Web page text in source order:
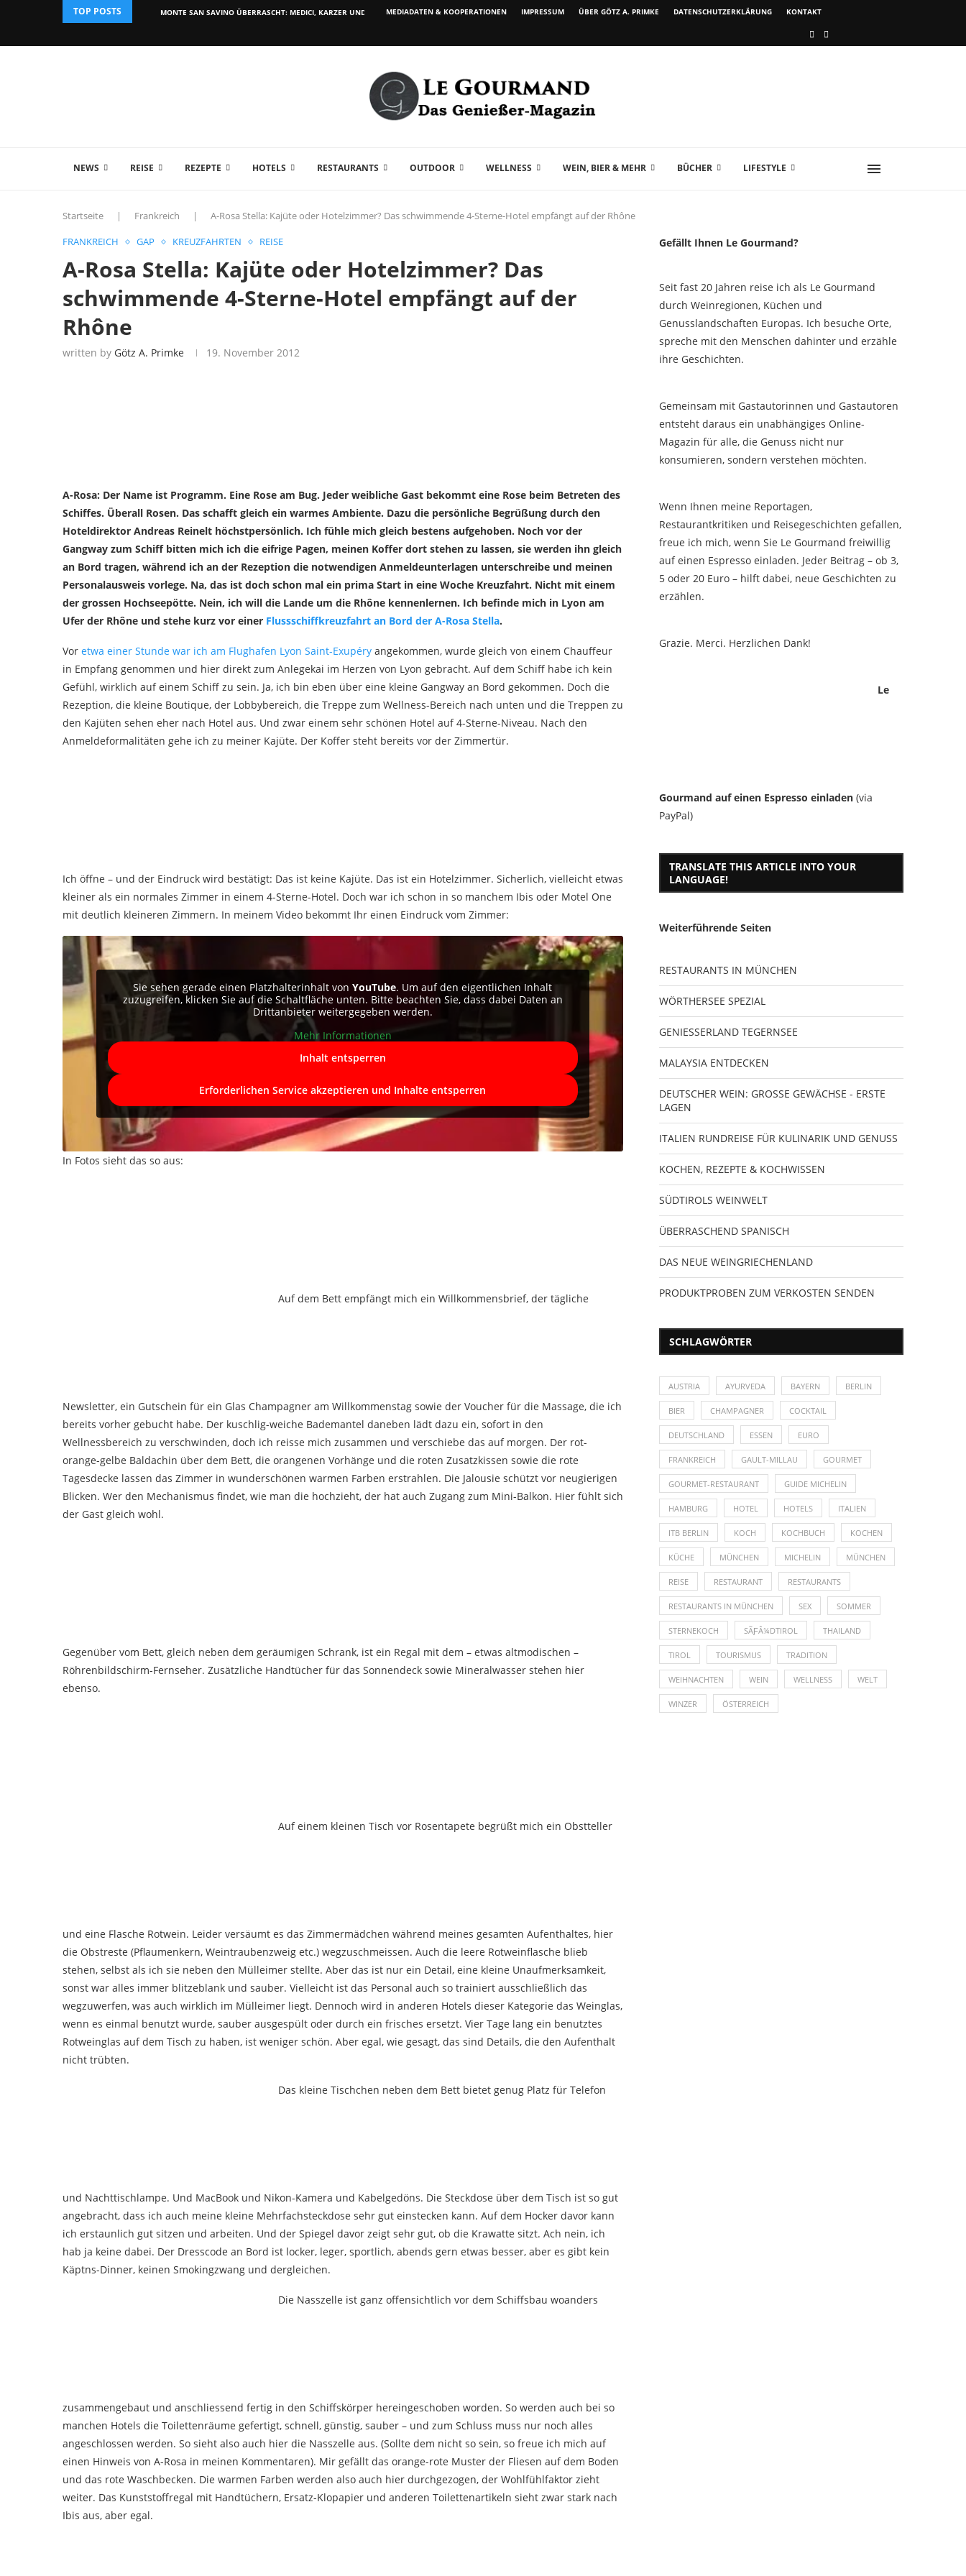
TOP POSTS MONTE SAN SAVINO ÜBERRASCHT: MEDICI, KARZER UND WEIN...MEDIADATEN & KOOPERATIONEN IMPRESSUM ÜBER GÖTZ A. PRIMKE DATENSCHUTZERKLÄRUNG KONTAKT
NEWS REISE REZEPTE HOTELS RESTAURANTS OUTDOOR WELLNESS WEIN, BIER & MEHR BÜCHER LIFESTYLE
Startseite | Frankreich |
A-Rosa Stella: Kajüte oder Hotelzimmer? Das schwimmende 4-Sterne-Hotel empfängt auf der Rhône
FRANKREICH
GAP KREUZFAHRTEN REISE
A-Rosa Stella: Kajüte oder Hotelzimmer? Das
schwimmende 4-Sterne-Hotel empfängt auf der
Rhône
written by Götz A. Primke 19. November 2012
A-Rosa: Der Name ist Programm. Eine Rose am Bug. Jeder weibliche Gast bekommt eine Rose beim Betreten des
Schiffes. Überall Rosen. Das schafft gleich ein warmes Ambiente. Dazu die persönliche Begrüßung durch den
Hoteldirektor Andreas Reinelt höchstpersönlich. Ich fühle mich gleich bestens aufgehoben. Noch vor der
Gangway zum Schiff bitten mich ich die eifrige Pagen, meinen Koffer dort stehen zu lassen, sie werden ihn gleich
an Bord tragen, während ich an der Rezeption die notwendigen Anmeldeunterlagen unterschreibe und meinen
Personalausweis vorlege. Na, das ist doch schon mal ein prima Start in eine Woche Kreuzfahrt. Nicht mit einem
der grossen Hochseepötte. Nein, ich will die Lande um die Rhône kennenlernen. Ich befinde mich in Lyon am
Ufer der Rhône und stehe kurz vor einer Flussschiffkreuzfahrt an Bord der A-Rosa Stella.
Vor etwa einer Stunde war ich am Flughafen Lyon Saint-Exupéry angekommen, wurde gleich von einem Chauffeur
in Empfang genommen und hier direkt zum Anlegekai im Herzen von Lyon gebracht. Auf dem Schiff habe ich kein
Gefühl, wirklich auf einem Schiff zu sein. Ja, ich bin eben über eine kleine Gangway an Bord gekommen. Doch die
Rezeption, die kleine Boutique, der Lobbybereich, die Treppe zum Wellness-Bereich nach unten und die Treppen zu
den Kajüten sehen eher nach Hotel aus. Und zwar einem sehr schönen Hotel auf 4-Sterne-Niveau. Nach den
Anmeldeformalitäten gehe ich zu meiner Kajüte. Der Koffer steht bereits vor der Zimmertür.
Ich öffne – und der Eindruck wird bestätigt: Das ist keine Kajüte. Das ist ein Hotelzimmer. Sicherlich, vielleicht etwas
kleiner als ein normales Zimmer in einem 4-Sterne-Hotel. Doch war ich schon in so manchem Ibis oder Motel One
mit deutlich kleineren Zimmern. In meinem Video bekommt Ihr einen Eindruck vom Zimmer:
Sie sehen gerade einen Platzhalterinhalt vonYouTube. Um auf den eigentlichen Inhalt
zuzugreifen, klicken Sie auf die Schaltfläche unten. Bitte beachten Sie, dass dabei Daten an
Drittanbieter weitergegeben werden.
Mehr Informationen
Inhalt entsperren
Erforderlichen Service akzeptieren und Inhalte entsperren
In Fotos sieht das so aus:
Auf dem Bett empfängt mich ein Willkommensbrief, der tägliche
Newsletter, ein Gutschein für ein Glas Champagner am Willkommenstag sowie der Voucher für die Massage, die ich
bereits vorher gebucht habe. Der kuschlig-weiche Bademantel daneben lädt dazu ein, sofort in den
Wellnessbereich zu verschwinden, doch ich reisse mich zusammen und verschiebe das auf morgen. Der rot-
orange-gelbe Baldachin über dem Bett, die orangenen Vorhänge und die roten Zusatzkissen sowie die rote
Tagesdecke lassen das Zimmer in wunderschönen warmen Farben erstrahlen. Die Jalousie schützt vor neugierigen
Blicken. Wer den Mechanismus findet, wie man die hochzieht, der hat auch Zugang zum Mini-Balkon. Hier fühlt sich
der Gast gleich wohl.
Gegenüber vom Bett, gleich neben dem geräumigen Schrank, ist ein Regal mit dem – etwas altmodischen –
Röhrenbildschirm-Fernseher. Zusätzliche Handtücher für das Sonnendeck sowie Mineralwasser stehen hier
ebenso.
Auf einem kleinen Tisch vor Rosentapete begrüßt mich ein Obstteller
und eine Flasche Rotwein. Leider versäumt es das Zimmermädchen während meines gesamten Aufenthaltes, hier
die Obstreste (Pflaumenkern, Weintraubenzweig etc.) wegzuschmeissen. Auch die leere Rotweinflasche blieb
stehen, selbst als ich sie neben den Mülleimer stellte. Aber das ist nur ein Detail, eine kleine Unaufmerksamkeit,
sonst war alles immer blitzeblank und sauber. Vielleicht ist das Personal auch so trainiert ausschließlich das
wegzuwerfen, was auch wirklich im Mülleimer liegt. Dennoch wird in anderen Hotels dieser Kategorie das Weinglas,
wenn es einmal benutzt wurde, sauber ausgespült oder durch ein frisches ersetzt. Vier Tage lang ein benutztes
Rotweinglas auf dem Tisch zu haben, ist weniger schön. Aber egal, wie gesagt, das sind Details, die den Aufenthalt
nicht trübten.
Das kleine Tischchen neben dem Bett bietet genug Platz für Telefon
und Nachttischlampe. Und MacBook und Nikon-Kamera und Kabelgedöns. Die Steckdose über dem Tisch ist so gut
angebracht, dass ich auch meine kleine Mehrfachsteckdose sehr gut einstecken kann. Auf dem Hocker davor kann
ich erstaunlich gut sitzen und arbeiten. Und der Spiegel davor zeigt sehr gut, ob die Krawatte sitzt. Ach nein, ich
hab ja keine dabei. Der Dresscode an Bord ist locker, leger, sportlich, abends gern etwas besser, aber es gibt kein
Käptns-Dinner, keinen Smokingzwang und dergleichen.
Die Nasszelle ist ganz offensichtlich vor dem Schiffsbau woanders
zusammengebaut und anschliessend fertig in den Schiffskörper hereingeschoben worden. So werden auch bei so
manchen Hotels die Toilettenräume gefertigt, schnell, günstig, sauber – und zum Schluss muss nur noch alles
angeschlossen werden. So sieht also auch hier die Nasszelle aus. (Sollte dem nicht so sein, so freue ich mich auf
einen Hinweis von A-Rosa in meinen Kommentaren). Mir gefällt das orange-rote Muster der Fliesen auf dem Boden
und das rote Waschbecken. Die warmen Farben werden also auch hier durchgezogen, der Wohlfühlfaktor zieht
weiter. Das Kunststoffregal mit Handtüchern, Ersatz-Klopapier und anderen Toilettenartikeln sieht zwar stark nach
Ibis aus, aber egal.
Gefällt Ihnen Le Gourmand?
Seit fast 20 Jahren reise ich als Le Gourmand
durch Weinregionen, Küchen und
Genusslandschaften Europas. Ich besuche Orte,
spreche mit den Menschen dahinter und erzähle
ihre Geschichten.
Gemeinsam mit Gastautorinnen und Gastautoren
entsteht daraus ein unabhängiges Online-
Magazin für alle, die Genuss nicht nur
konsumieren, sondern verstehen möchten.
Wenn Ihnen meine Reportagen,
Restaurantkritiken und Reisegeschichten gefallen,
freue ich mich, wenn Sie Le Gourmand freiwillig
auf einen Espresso einladen. Jeder Beitrag – ob 3,
5 oder 20 Euro – hilft dabei, neue Geschichten zu
erzählen.
Grazie. Merci. Herzlichen Dank!
Le
Gourmand auf einen Espresso einladen (via
PayPal)
TRANSLATE THIS ARTICLE INTO YOUR
LANGUAGE!
Weiterführende Seiten
RESTAURANTS IN MÜNCHEN
WÖRTHERSEE SPEZIAL
GENIESSERLAND TEGERNSEE
MALAYSIA ENTDECKEN
DEUTSCHER WEIN: GROSSE GEWÄCHSE - ERSTE
LAGEN
ITALIEN RUNDREISE FÜR KULINARIK UND GENUSS
KOCHEN, REZEPTE & KOCHWISSEN
SÜDTIROLS WEINWELT
ÜBERRASCHEND SPANISCH
DAS NEUE WEINGRIECHENLAND
PRODUKTPROBEN ZUM VERKOSTEN SENDEN
SCHLAGWÖRTER
AUSTRIA AYURVEDA BAYERN BERLIN
BIER CHAMPAGNER COCKTAIL
DEUTSCHLAND ESSEN EURO
FRANKREICH GAULT-MILLAU GOURMET
GOURMET-RESTAURANT GUIDE MICHELIN
HAMBURG HOTEL HOTELS ITALIEN
ITB BERLIN KOCH KOCHBUCH KOCHEN
KÜCHE MÜNCHEN MICHELIN MÜNCHEN
REISE RESTAURANT RESTAURANTS
RESTAURANTS IN MÜNCHEN SEX SOMMER
STERNEKOCH SÃƑÂ¼DTIROL THAILAND
TIROL TOURISMUS TRADITION
WEIHNACHTEN WEIN WELLNESS WELT
WINZER ÖSTERREICH